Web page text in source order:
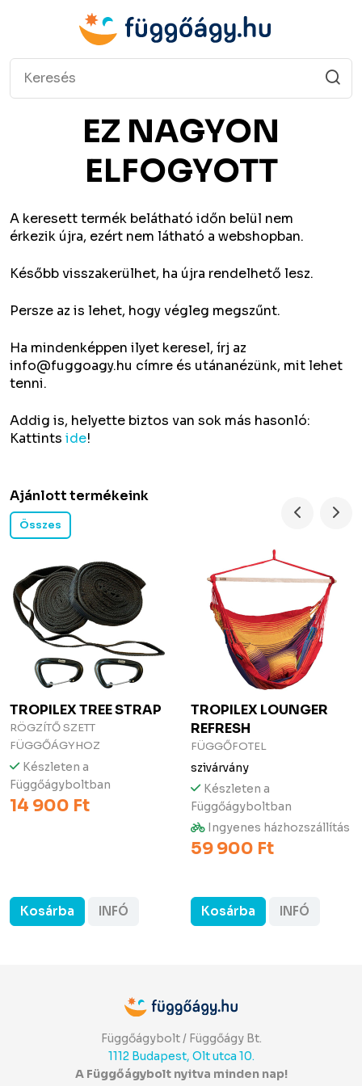
EZ NAGYON
ELFOGYOTT
A keresett termék belátható időn belül nem
érkezik újra, ezért nem látható a webshopban.
Később visszakerülhet, ha újra rendelhető lesz.
Persze az is lehet, hogy végleg megszűnt.
Ha mindenképpen ilyet keresel, írj az
info@fuggoagy.hu címre és utánanézünk, mit lehet
tenni.
Addig is, helyette biztos van sok más hasonló:
Kattints ide!
Ajánlott termékeink
Összes
TROPILEXTREE STRAP
RÖGZÍTŐ SZETT
FÜGGŐÁGYHOZ
Készleten a
Függőágyboltban
14 900 Ft
Kosárba INFÓ
TROPILEXLOUNGER
REFRESH
FÜGGŐFOTEL
szivárvány
Készleten a
Függőágyboltban
Ingyenes házhozszállítás
59 900 Ft
Kosárba INFÓ
Függőágybolt / Függőágy Bt.
1112 Budapest, Olt utca 10.
A Függőágybolt nyitva minden nap!